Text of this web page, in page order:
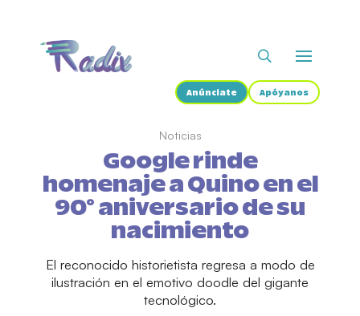
Anúnciate Apóyanos
Noticias
Google rinde
homenaje a Quino en el
90° aniversario de su
nacimiento
El reconocido historietista regresa a modo de
ilustración en el emotivo doodle del gigante
tecnológico.